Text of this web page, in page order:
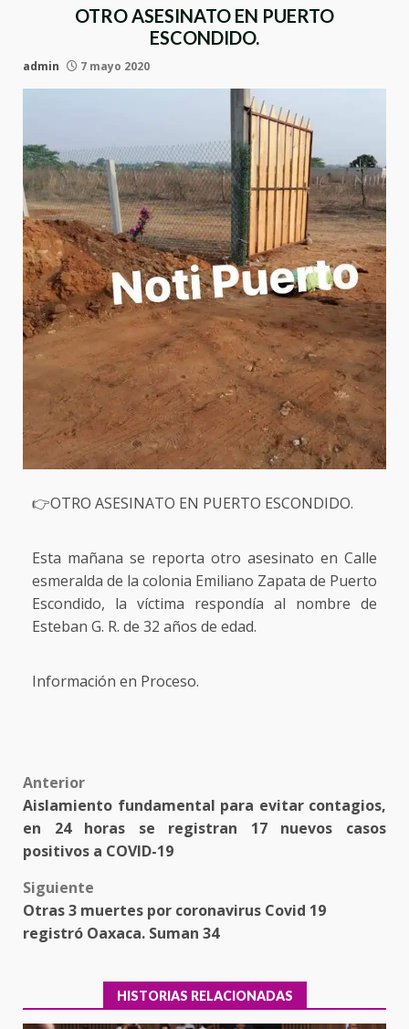
OTRO ASESINATO EN PUERTO
ESCONDIDO.
admin 7 mayo 2020
👉OTRO ASESINATO EN PUERTO ESCONDIDO.
Esta mañana se reporta otro asesinato en Calle
esmeralda de la colonia Emiliano Zapata de Puerto
Escondido, la víctima respondía al nombre de
Esteban G. R. de 32 años de edad.
Información en Proceso.
Post
navigation
Anterior
Aislamiento fundamental para evitar contagios,
en 24 horas se registran 17 nuevos casos
positivos a COVID-19
Siguiente
Otras 3 muertes por coronavirus Covid 19
registró Oaxaca. Suman 34
HISTORIAS RELACIONADAS